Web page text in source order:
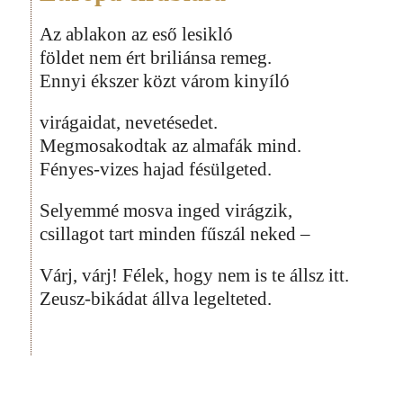
Az ablakon az eső lesikló
földet nem ért briliánsa remeg.
Ennyi ékszer közt várom kinyíló
virágaidat, nevetésedet.
Megmosakodtak az almafák mind.
Fényes-vizes hajad fésülgeted.
Selyemmé mosva inged virágzik,
csillagot tart minden fűszál neked –
Várj, várj! Félek, hogy nem is te állsz itt.
Zeusz-bikádat állva legelteted.